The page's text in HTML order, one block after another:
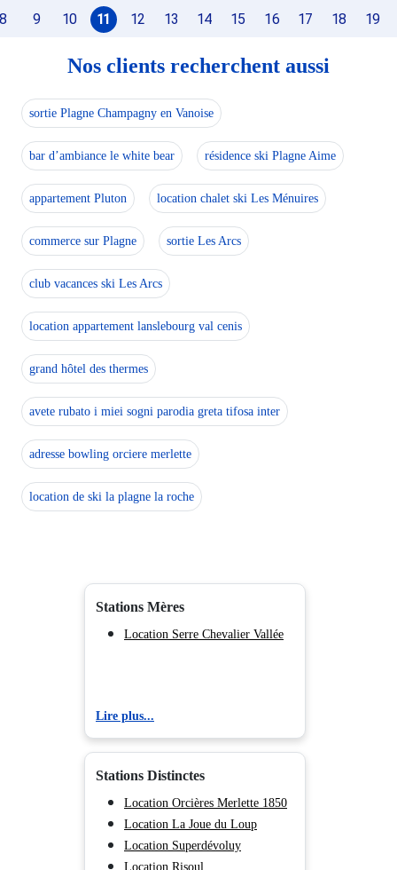
9 10 11 12 13 14 15 16 17 18 19
Nos clients recherchent aussi
sortie Plagne Champagny en Vanoise
bar d’ambiance le white bear résidence ski Plagne Aime
appartement Pluton location chalet ski Les Ménuires
commerce sur Plagne sortie Les Arcs
club vacances ski Les Arcs
location appartement lanslebourg val cenis
grand hôtel des thermes
avete rubato i miei sogni parodia greta tifosa inter
adresse bowling orciere merlette
location de ski la plagne la roche
Stations Mères
Location Serre Chevalier Vallée
Lire plus...
Stations Distinctes
Location Orcières Merlette 1850
Location La Joue du Loup
Location Superdévoluy
Location Risoul